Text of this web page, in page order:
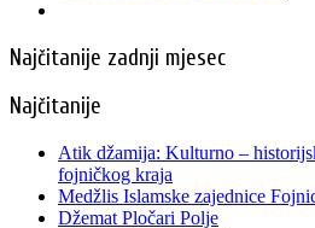
Najčitanije zadnji mjesec
Najčitanije
Atik džamija: Kulturno –
fojničkog kraja
Medžlis Islamske zajednice
Džemat Pločari Polje